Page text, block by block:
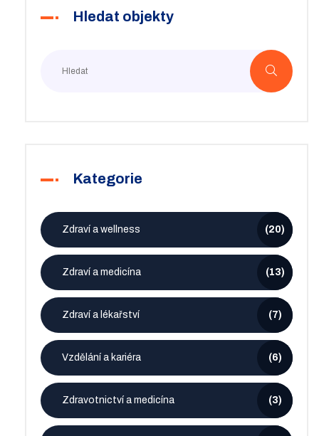
Hledat objekty
Kategorie
Zdraví a wellness (20)
Zdraví a medicína (13)
Zdraví a lékařství (7)
Vzdělání a kariéra (6)
Zdravotnictví a medicína (3)